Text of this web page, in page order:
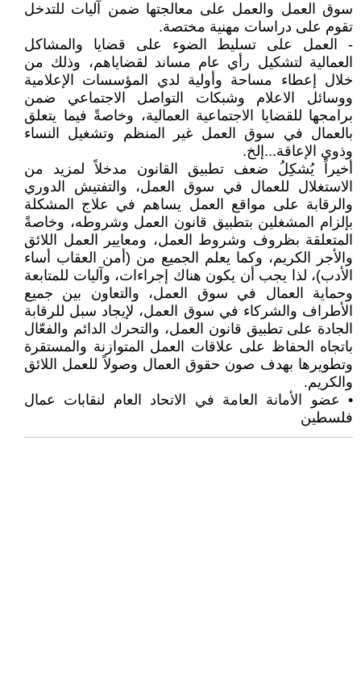
سوق العمل والعمل على معالجتها ضمن آليات للتدخل
تقوم على دراسات مهنية مختصة.
- العمل على تسليط الضوء على قضايا والمشاكل
العمالية لتشكيل رأي عام مساند لقضاياهم، وذلك من
خلال إعطاء مساحة وأولية لدي المؤسسات الإعلامية
ووسائل الاعلام وشبكات التواصل الاجتماعي ضمن
برامجها للقضايا الاجتماعية العمالية، وخاصةً فيما يتعلق
بالعمال في سوق العمل غير المنظم وتشغيل النساء
وذوي الإعاقة...إلخ.
أخيراً يُشكِلُ ضعف تطبيق القانون مدخلاً لمزيد من
الاستغلال للعمال في سوق العمل، والتفتيش الدوري
والرقابة على مواقع العمل يساهم في علاج المشكلة
بإلزام المشغلين بتطبيق قانون العمل وشروطه، وخاصةً
المتعلقة بظروف وشروط العمل، ومعايير العمل اللائق
والأجر الكريم، وكما يعلم الجميع من (أمن العقاب أساء
الأدب)، لذا يجب أن يكون هناك إجراءات، وآليات للمتابعة
وحماية العمال في سوق العمل، والتعاون بين جميع
الأطراف والشركاء في سوق العمل، لإيجاد سبل للرقابة
الجادة على تطبيق قانون العمل، والتحرك الدائم والفعّال
باتجاه الحفاظ على علاقات العمل المتوازنة والمستقرة
وتطويرها بهدف صون حقوق العمال وصولاً للعمل اللائق
والكريم.
• عضو الأمانة العامة في الاتحاد العام لنقابات عمال
فلسطين